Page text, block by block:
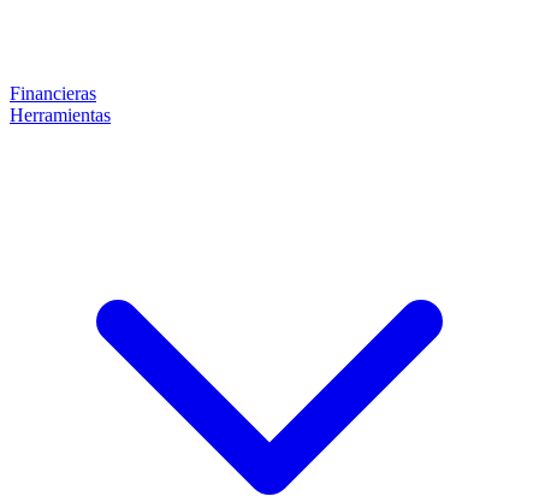
Financieras
Herramientas